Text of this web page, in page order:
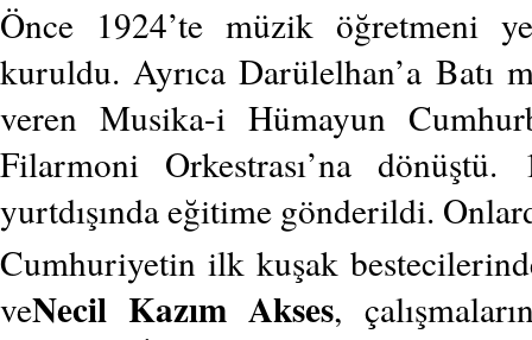
Önce 1924’te müzik öğretmeni
kuruldu. Ayrıca Darülelhan’a Batı
veren Musika-i Hümayun
Filarmoni Orkestrası’na dönüştü.
yurtdışında eğitime gönderildi.
Cumhuriyetin ilk kuşak
veNecil Kazım Akses,